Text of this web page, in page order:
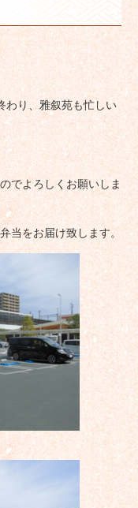
わり、雅叙苑も忙しい
でよろしくお願いしま
当をお届け致します。